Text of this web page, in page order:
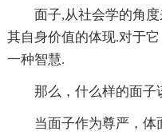
面子,从社会学的角
其自身价值的体现.对于
一种智慧.
那么，什么样的面子
当面子作为尊严，